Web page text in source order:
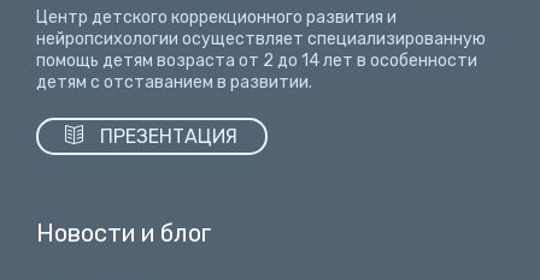
Центр детского коррекционного развития и
нейропсихологии осуществляет специализированную
помощь детям возраста от 2 до 14 лет в особенности
детям с отставанием в развитии.
 ПРЕЗЕНТАЦИЯ
Новости и блог